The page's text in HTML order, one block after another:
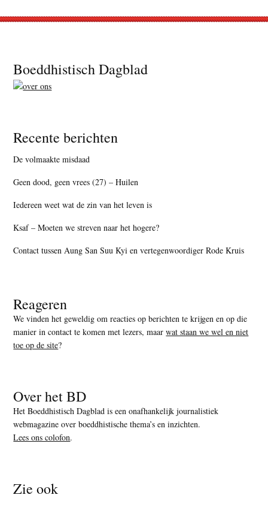
Footer
Boeddhistisch Dagblad
Recente berichten
De volmaakte misdaad
Geen dood, geen vrees (27) – Huilen
Iedereen weet wat de zin van het leven is
Ksaf – Moeten we streven naar het hogere?
Contact tussen Aung San Suu Kyi en vertegenwoordiger Rode Kruis
Reageren
We vinden het geweldig om reacties op berichten te krijgen en op die
manier in contact te komen met lezers, maarwat staan we wel en niet
toe op de site?
Over het BD
Het Boeddhistisch Dagblad is een onafhankelijk journalistiek
webmagazine over boeddhistische thema’s en inzichten.
Lees ons colofon.
Zie ook